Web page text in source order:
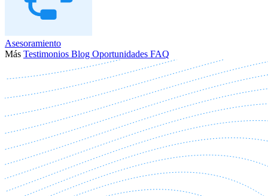
Asesoramiento
Más Testimonios Blog Oportunidades FAQ